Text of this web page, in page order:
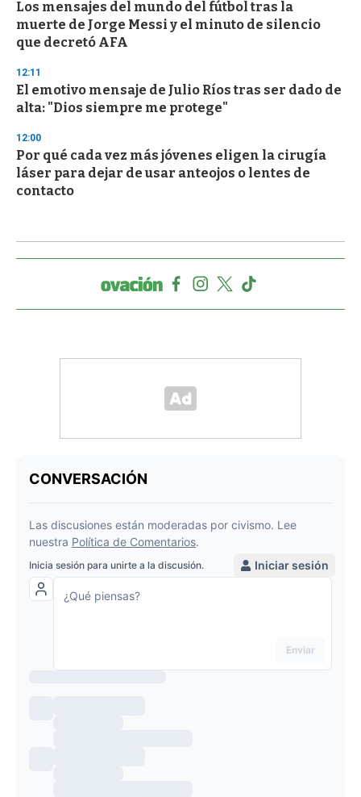
Los mensajes del mundo del fútbol tras la
muerte de Jorge Messi y el minuto de silencio
que decretó AFA
12:11
El emotivo mensaje de Julio Ríos tras ser dado de
alta: "Dios siempre me protege"
12:00
Por qué cada vez más jóvenes eligen la cirugía
láser para dejar de usar anteojos o lentes de
contacto